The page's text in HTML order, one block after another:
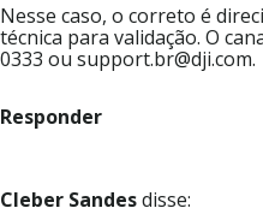
Nesse caso, o correto é
técnica para validação. O
0333 ou support.br@dji.com.
Responder
Cleber Sandesdisse: